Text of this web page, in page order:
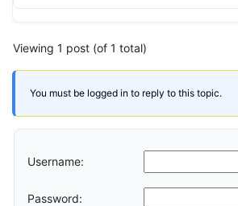
Viewing 1 post (of 1 total)
You must be logged in to reply to this topic.
Username:
Password: